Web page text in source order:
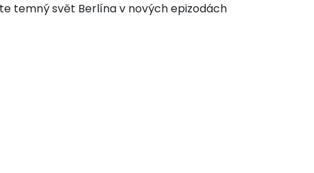
temný svět Berlína v nových epizodách